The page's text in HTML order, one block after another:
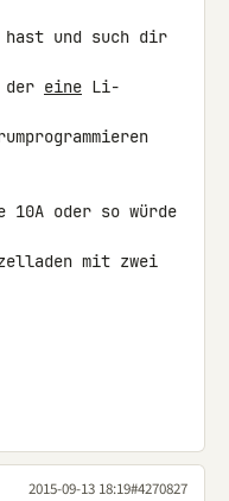
und such dir
der eine Li-
10A oder so würde
mit zwei
2015-09-13 18:19#4270827